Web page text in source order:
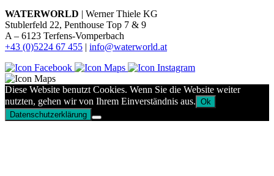
WATERWORLD | Werner Thiele KG
Stublerfeld 22, Penthouse Top 7 & 9
A – 6123 Terfens-Vomperbach
+43 (0)5224 67 455 | info@waterworld.at
Diese Website benutzt Cookies. Wenn Sie die Website weiter
nutzten, gehen wir von Ihrem Einverständnis aus. Ok
Datenschutzerklärung